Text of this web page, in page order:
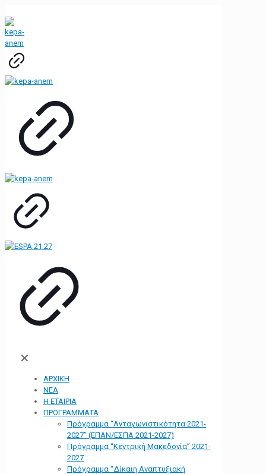
✕
ΑΡΧΙΚΗ
ΝΕΑ
Η ΕΤΑΙΡΙΑ
ΠΡΟΓΡΑΜΜΑΤΑ
Πρόγραμμα “Ανταγωνιστικότητα 2021-
2027” (ΕΠΑΝ/ΕΣΠΑ 2021-2027)
Πρόγραμμα “Κεντρική Μακεδονία” 2021-
2027
Πρόγραμμα “Δίκαιη Αναπτυξιακή